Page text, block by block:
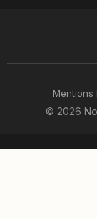
Mentions
© 2026